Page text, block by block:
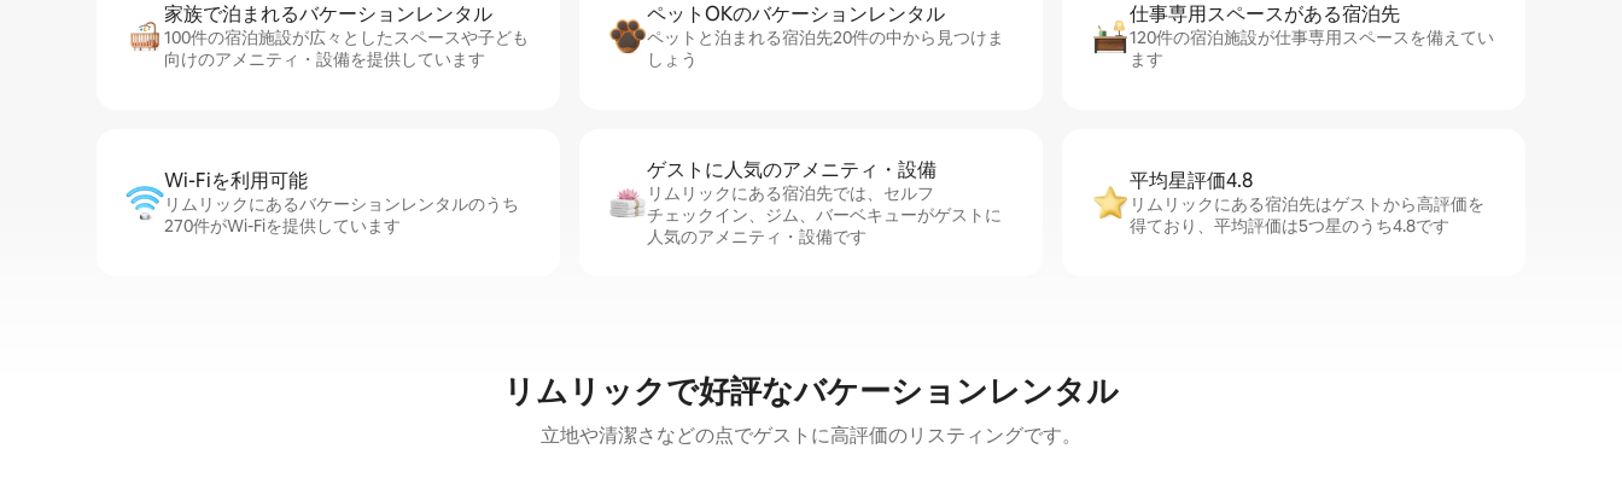
家族で泊まれるバ⁠ケ⁠ー⁠シ⁠ョ⁠ンレ⁠ン⁠タ⁠ル
100件の宿泊施設が広々としたスペースや子ども
向けのアメニティ・設備を提供しています
ペットOKのバ⁠ケ⁠ー⁠シ⁠ョ⁠ンレ⁠ン⁠タ⁠ル
ペットと泊まれる宿泊先20件の中から見つけま
しょう
仕事専用ス⁠ペ⁠ー⁠スがあ⁠る宿⁠泊⁠先
120件の宿泊施設が仕事専用スペースを備えてい
ます
Wi-Fiを利⁠用⁠可⁠能
リムリックにあるバケーションレンタルのうち
270件がWi-Fiを提供しています
ゲストに人⁠気⁠のア⁠メ⁠ニ⁠テ⁠ィ・設⁠備
リムリックにある宿泊先では、セ⁠ル⁠フ
チ⁠ェ⁠ッ⁠ク⁠イ⁠ン、ジム、バーベキューがゲストに
人気のアメニティ・設備です
平均星評価4.8
リムリックにある宿泊先はゲストから高評価を
得ており、平均評価は5つ星のうち4.8です
リムリックで好評なバケーションレンタル
立地や清潔さなどの点でゲストに高評価のリスティングです。